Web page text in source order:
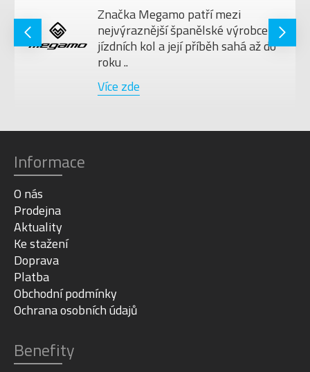
Značka Megamo patří mezi
nejvýraznější španělské výrobce
jízdních kol a její příběh sahá až do
roku ..
Více zde
Informace
O nás
Prodejna
Aktuality
Ke stažení
Doprava
Platba
Obchodní podmínky
Ochrana osobních údajů
Benefity